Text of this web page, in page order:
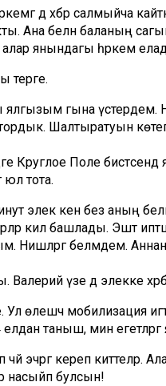
дә хәбәр салмыйча
Ана белән баланың
янындагы һәркем
терәге.
гына үстердем.
Шалтыратуын
Круглое Поле
юл тота.
элек кенә без аның
килә башлады. Эштә
Нишләргә белмәдем.
Валерий үзе дә элекке
Ул өлешчә мобилизация
таныш, мин
эчәргә кереп киттеләр.
насыйп булсын!